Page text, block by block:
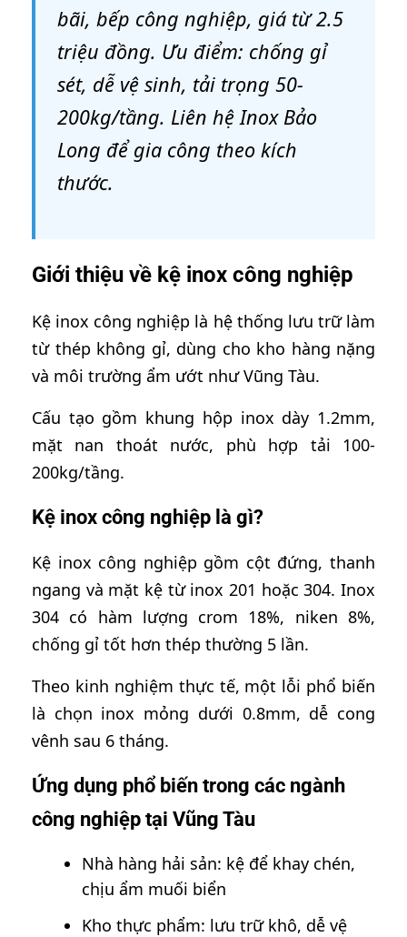
bãi, bếp công nghiệp, giá từ 2.5
triệu đồng. Ưu điểm: chống gỉ
sét, dễ vệ sinh, tải trọng 50-
200kg/tầng. Liên hệ Inox Bảo
Long để gia công theo kích
thước.
Giới thiệu về kệ inox công nghiệp
Kệ inox công nghiệp là hệ thống lưu trữ làm
từ thép không gỉ, dùng cho kho hàng nặng
và môi trường ẩm ướt như Vũng Tàu.
Cấu tạo gồm khung hộp inox dày 1.2mm,
mặt nan thoát nước, phù hợp tải 100-
200kg/tầng.
Kệ inox công nghiệp là gì?
Kệ inox công nghiệp gồm cột đứng, thanh
ngang và mặt kệ từ inox 201 hoặc 304. Inox
304 có hàm lượng crom 18%, niken 8%,
chống gỉ tốt hơn thép thường 5 lần.
Theo kinh nghiệm thực tế, một lỗi phổ biến
là chọn inox mỏng dưới 0.8mm, dễ cong
vênh sau 6 tháng.
Ứng dụng phổ biến trong các ngành
công nghiệp tại Vũng Tàu
Nhà hàng hải sản: kệ để khay chén,
chịu ẩm muối biển
Kho thực phẩm: lưu trữ khô, dễ vệ